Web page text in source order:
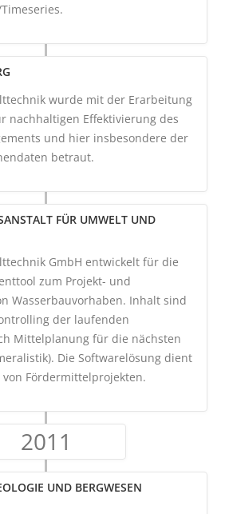
wurde mit der Erarbeitung
nachhaltigen Effektivierung des
und hier insbesondere der
betraut.
FÜR UMWELT UND
GmbH entwickelt für die
zum Projekt- und
Wasserbauvorhaben. Inhalt sind
der laufenden
Mittelplanung für die nächsten
Die Softwarelösung dient
Fördermittelprojekten.
2011
UND BERGWESEN